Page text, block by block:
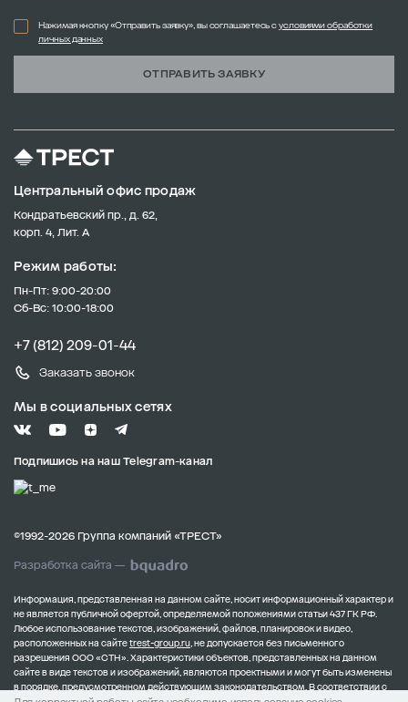
Нажимая кнопку «Отправить заявку», вы соглашаетесь сусловиями обработки
личных данных
ОТПРАВИТЬ ЗАЯВКУ
Центральный офис продаж
Кондратьевский пр., д. 62,
корп. 4, Лит. А
Режим работы:
Пн-Пт: 9:00-20:00
Сб-Вс: 10:00-18:00
+7 (812) 209-01-44
Заказать звонок
Мы в социальных сетях
Подпишись на наш Telegram-канал
©1992-2026 Группа компаний «ТРЕСТ»
Разработка сайта —
Информация, представленная на данном сайте, носит информационный характер и
не является публичной офертой, определяемой положениями статьи 437 ГК РФ.
Любое использование текстов, изображений, файлов, планировок и видео,
расположенных на сайтеtrest-group.ru, не допускается без письменного
разрешения ООО «СТН».Характеристики объектов, представленных на данном
сайте в виде текстов и изображений, являются проектными и могут быть изменены
в порядке, предусмотренном действующим законодательством. В соответствии с